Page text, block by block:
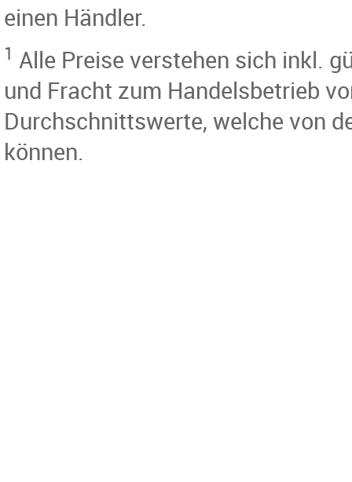
einen Händler.
1 Alle Preise verstehen sich inkl.
und Fracht zum Handelsbetrieb
Durchschnittswerte, welche von
können.